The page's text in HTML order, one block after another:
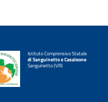
Istituto Comprensivo Statale
di Sanguinetto e Casaleone
Sanguinetto (VR)